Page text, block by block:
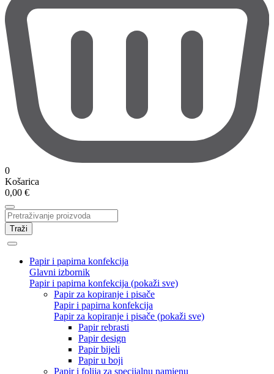
0
Košarica
0,00 €
Traži
Papir i papirna konfekcija
Glavni izbornik
Papir i papirna konfekcija (pokaži sve)
Papir za kopiranje i pisače
Papir i papirna konfekcija
Papir za kopiranje i pisače (pokaži sve)
Papir rebrasti
Papir design
Papir bijeli
Papir u boji
Papir i folija za specijalnu namjenu